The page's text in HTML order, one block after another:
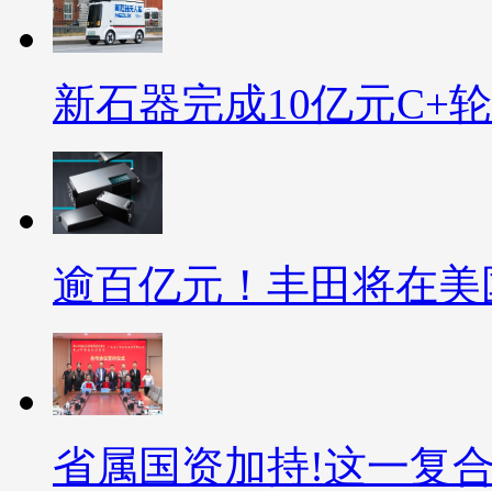
新石器完成10亿元C+
逾百亿元！丰田将在
省属国资加持!这一复